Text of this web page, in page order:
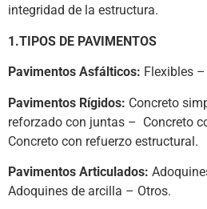
integridad de la estructura.
1.TIPOS DE PAVIMENTOS
Pavimentos Asfálticos: Flexibles
Pavimentos Rígidos: Concreto
reforzado con juntas – Concreto
Concreto con refuerzo estructural.
Pavimentos Articulados:
Adoquines de arcilla – Otros.